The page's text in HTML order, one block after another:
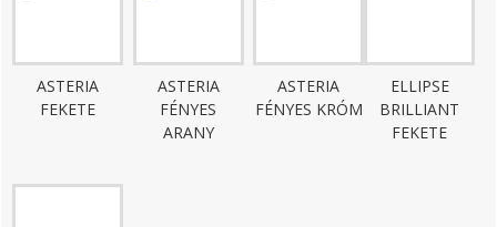
ASTERIA
FEKETE
ASTERIA
FÉNYES
ARANY
ASTERIA
FÉNYES KRÓM
ELLIPSE
BRILLIANT
FEKETE